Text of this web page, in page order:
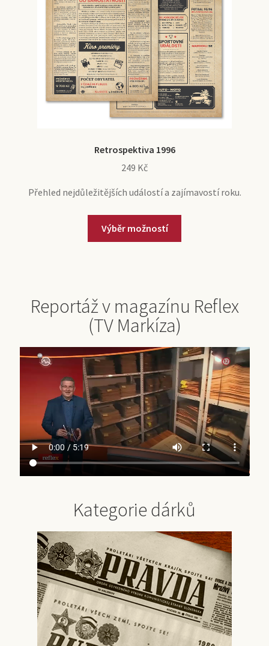
Retrospektiva 1996
249 Kč
Přehled nejdůležitějších událostí a zajímavostí roku.
Výběr možností
Reportáž v magazínu Reflex
(TV Markíza)
Kategorie dárků